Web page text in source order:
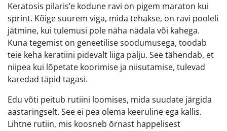
Keratosis pilaris’e kodune ravi on pigem maraton kui
sprint. Kõige suurem viga, mida tehakse, on ravi pooleli
jätmine, kui tulemusi pole näha nädala või kahega.
Kuna tegemist on geneetilise soodumusega, toodab
teie keha keratiini pidevalt liiga palju. See tähendab, et
niipea kui lõpetate koorimise ja niisutamise, tulevad
karedad täpid tagasi.
Edu võti peitub rutiini loomises, mida suudate järgida
aastaringselt. See ei pea olema keeruline ega kallis.
Lihtne rutiin, mis koosneb õrnast happelisest